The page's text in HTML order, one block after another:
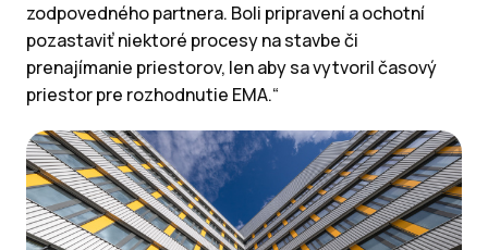
zodpovedného partnera. Boli pripravení a ochotní
pozastaviť niektoré procesy na stavbe či
prenajímanie priestorov, len aby sa vytvoril časový
priestor pre rozhodnutie EMA.“